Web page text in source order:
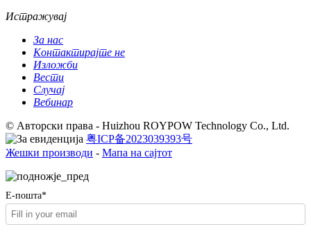
Истражувај
За нас
Контактирајте не
Изложби
Вести
Случај
Вебинар
© Авторски права - Huizhou ROYPOW Technology Co., Ltd.
粤ICP备2023039393号
Жешки производи - Мапа на сајтот
Е-пошта*